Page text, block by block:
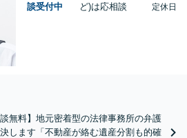
談受付中
ど)は応相談
定休日
無料】地元密着型の法律事務所の弁護
します「不動産が絡む遺産分割も的確